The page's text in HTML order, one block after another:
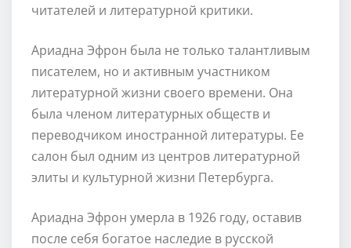
читателей и литературной критики.
Ариадна Эфрон была не только талантливым
писателем, но и активным участником
литературной жизни своего времени. Она
была членом литературных обществ и
переводчиком иностранной литературы. Ее
салон был одним из центров литературной
элиты и культурной жизни Петербурга.
Ариадна Эфрон умерла в 1926 году, оставив
после себя богатое наследие в русской